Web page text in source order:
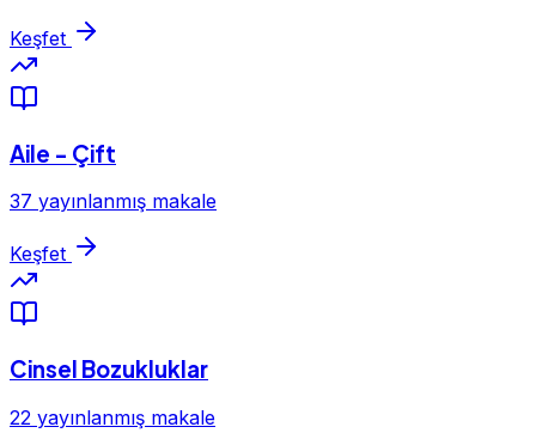
Keşfet
Aile - Çift
37 yayınlanmış makale
Keşfet
Cinsel Bozukluklar
22 yayınlanmış makale